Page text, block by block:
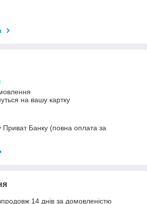
на вашу картку
Приват Банку (повна оплата за
14 днів за домовленістю